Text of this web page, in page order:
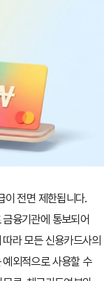
이 전면 제한됩니다.
융기관에 통보되어
라 모든 신용카드사의
외적으로 사용할 수